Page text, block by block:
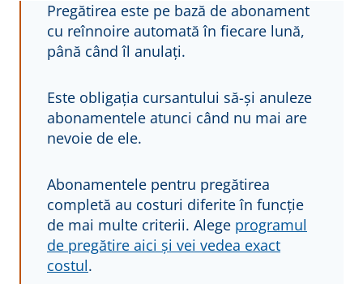
Pregătirea este pe bază de abonament
cu reînnoire automată în fiecare lună,
până când îl anulați.
Este obligația cursantului să-și anuleze
abonamentele atunci când nu mai are
nevoie de ele.
Abonamentele pentru pregătirea
completă au costuri diferite în funcție
de mai multe criterii. Alege programul
de pregătire aici și vei vedea exact
costul.